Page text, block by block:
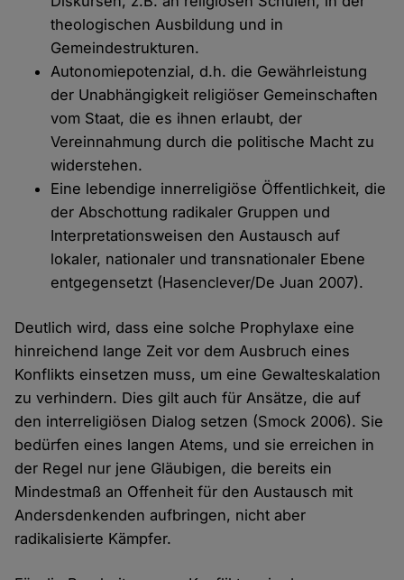
theologischen Ausbildung und in
Gemeindestrukturen.
Autonomiepotenzial, d.h. die Gewährleistung
der Unabhängigkeit religiöser Gemeinschaften
vom Staat, die es ihnen erlaubt, der
Vereinnahmung durch die politische Macht zu
widerstehen.
Eine lebendige innerreligiöse Öffentlichkeit, die
der Abschottung radikaler Gruppen und
Interpretationsweisen den Austausch auf
lokaler, nationaler und transnationaler Ebene
entgegensetzt (Hasenclever/De Juan 2007).
Deutlich wird, dass eine solche Prophylaxe eine
hinreichend lange Zeit vor dem Ausbruch eines
Konflikts einsetzen muss, um eine Gewalteskalation
zu verhindern. Dies gilt auch für Ansätze, die auf
den interreligiösen Dialog setzen (Smock 2006). Sie
bedürfen eines langen Atems, und sie erreichen in
der Regel nur jene Gläubigen, die bereits ein
Mindestmaß an Offenheit für den Austausch mit
Andersdenkenden aufbringen, nicht aber
radikalisierte Kämpfer.